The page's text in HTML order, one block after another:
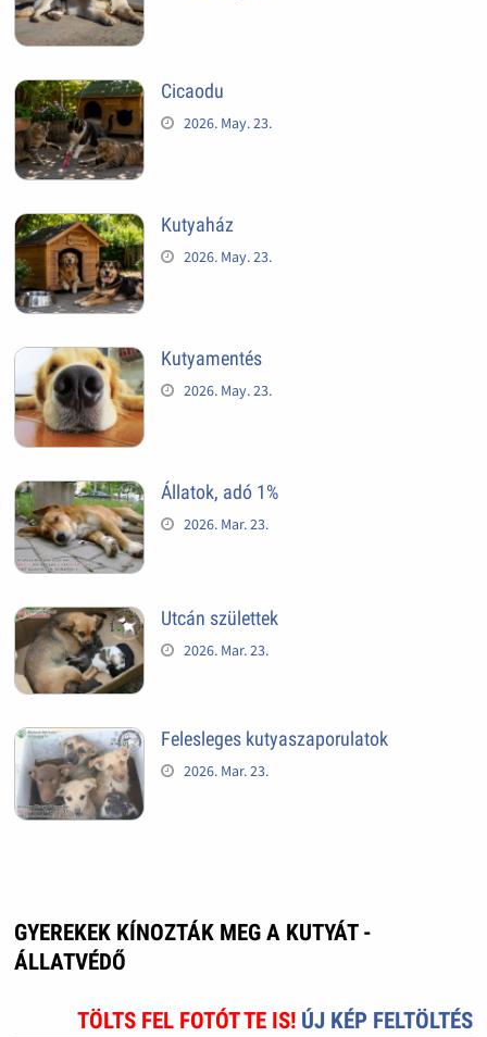
Cicaodu
2026. May. 23.
Kutyaház
2026. May. 23.
Kutyamentés
2026. May. 23.
Állatok, adó 1%
2026. Mar. 23.
Utcán születtek
2026. Mar. 23.
Felesleges kutyaszaporulatok
2026. Mar. 23.
GYEREKEK KÍNOZTÁK MEG A KUTYÁT -
ÁLLATVÉDŐ
TÖLTS FEL FOTÓT TE IS! ÚJ KÉP FELTÖLTÉS